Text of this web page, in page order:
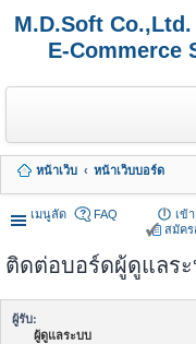
M.D.Soft
E-Commerce
หน้าเว็บ
หน้าเว็บบอร์ด
เมนูลัด
FAQ
เข้
สมัคร
ติดต่อบอร์ดผู้ดูแลร
ผู้รับ:
ผู้ดูแลระบบ